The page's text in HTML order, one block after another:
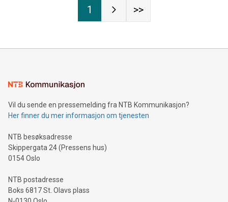
1 >>
Vil du sende en pressemelding fra NTB Kommunikasjon?
Her finner du mer informasjon om tjenesten
NTB besøksadresse
Skippergata 24 (Pressens hus)
0154 Oslo
NTB postadresse
Boks 6817 St. Olavs plass